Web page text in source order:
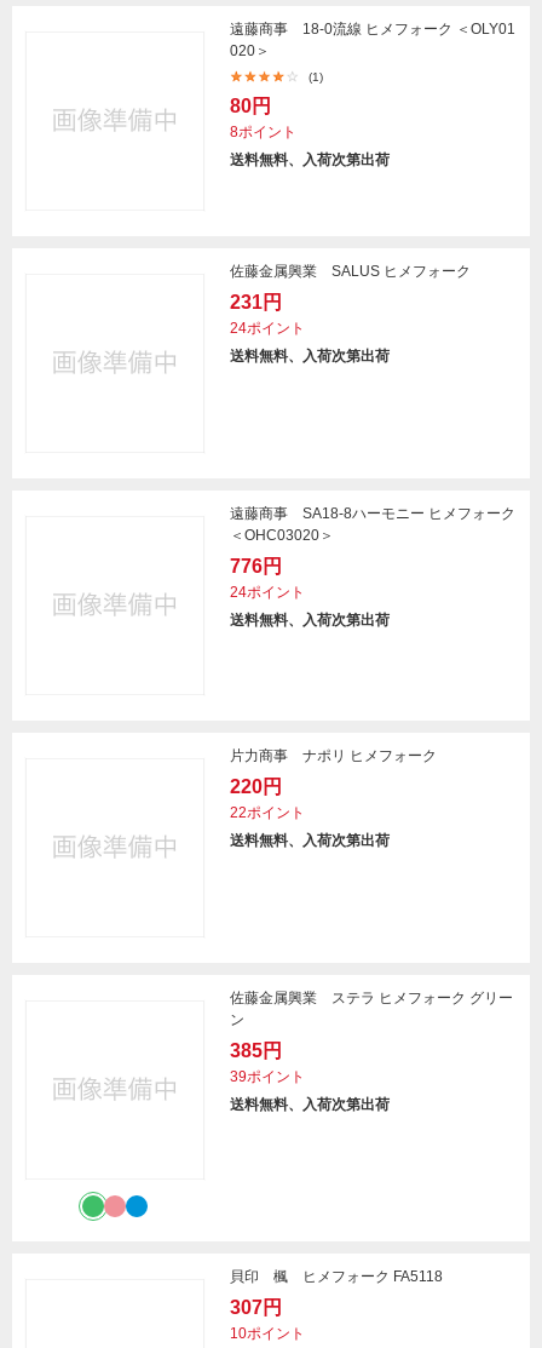
遠藤商事 18-0流線 ヒメフォーク ＜OLY01
020＞
(1)
80円
8ポイント
送料無料、入荷次第出荷
佐藤金属興業 SALUS ヒメフォーク
231円
24ポイント
送料無料、入荷次第出荷
遠藤商事 SA18-8ハーモニー ヒメフォーク
＜OHC03020＞
776円
24ポイント
送料無料、入荷次第出荷
片力商事 ナポリ ヒメフォーク
220円
22ポイント
送料無料、入荷次第出荷
佐藤金属興業 ステラ ヒメフォーク グリー
ン
385円
39ポイント
送料無料、入荷次第出荷
貝印 楓 ヒメフォーク FA5118
307円
10ポイント